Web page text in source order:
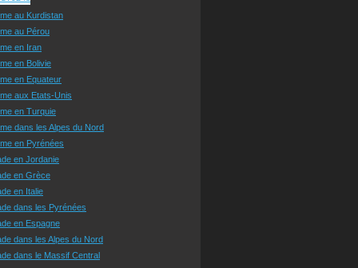
au Kurdistan
au Pérou
en Iran
en Bolivie
en Equateur
aux Etats-Unis
en Turquie
dans les Alpes du Nord
en Pyrénées
en Jordanie
en Grèce
en Italie
dans les Pyrénées
en Espagne
dans les Alpes du Nord
dans le Massif Central